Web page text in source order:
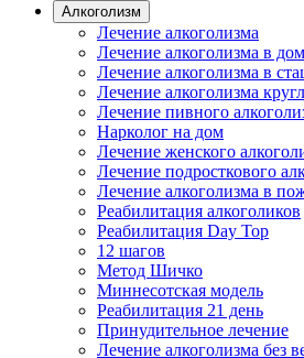
Алкоголизм
Лечение алкоголизма
Лечение алкоголизма в
Лечение алкоголизма в
Лечение алкоголизма
Лечение пивного
Нарколог на дом
Лечение женского
Лечение подросткового
Лечение алкоголизма в
Реабилитация алкоголиков
Реабилитация Day Top
12 шагов
Метод Шичко
Миннесотская модель
Реабилитация 21 день
Принудительное лечение
Лечение алкоголизма без